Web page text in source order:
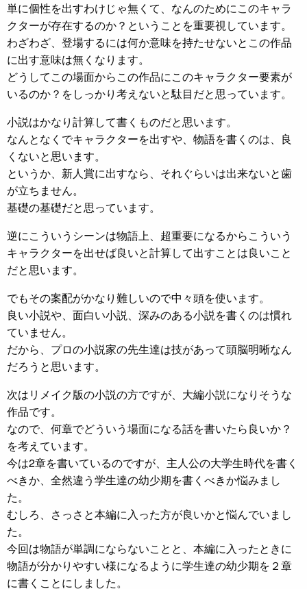
単に個性を出すわけじゃ無くて、なんのためにこのキャラ
クターが存在するのか？ということを重要視しています。
わざわざ、登場するには何か意味を持たせないとこの作品
に出す意味は無くなります。
どうしてこの場面からこの作品にこのキャラクター要素が
いるのか？をしっかり考えないと駄目だと思っています。
小説はかなり計算して書くものだと思います。
なんとなくでキャラクターを出すや、物語を書くのは、良
くないと思います。
というか、新人賞に出すなら、それぐらいは出来ないと歯
が立ちません。
基礎の基礎だと思っています。
逆にこういうシーンは物語上、超重要になるからこういう
キャラクターを出せば良いと計算して出すことは良いこと
だと思います。
でもその案配がかなり難しいので中々頭を使います。
良い小説や、面白い小説、深みのある小説を書くのは慣れ
ていません。
だから、プロの小説家の先生達は技があって頭脳明晰なん
だろうと思います。
次はリメイク版の小説の方ですが、大編小説になりそうな
作品です。
なので、何章でどういう場面になる話を書いたら良いか？
を考えています。
今は2章を書いているのですが、主人公の大学生時代を書く
べきか、全然違う学生達の幼少期を書くべきか悩みまし
た。
むしろ、さっさと本編に入った方が良いかと悩んでいまし
た。
今回は物語が単調にならないことと、本編に入ったときに
物語が分かりやすい様になるように学生達の幼少期を２章
に書くことにしました。